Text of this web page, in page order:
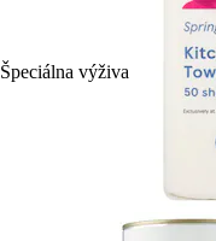
Špeciálna výživa